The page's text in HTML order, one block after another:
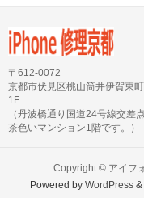
〒612-0072
京都市伏見区桃山筒井伊賀東
1F
（丹波橋通り国道24号線交差
茶色いマンション1階です。）
Copyright © アイフ
Powered byWordPress &